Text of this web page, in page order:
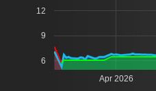
Apr 2026
6
9
12